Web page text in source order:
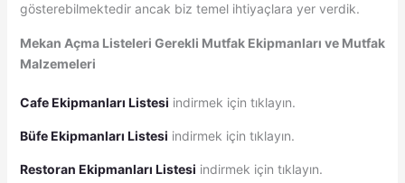
gösterebilmektedir ancak biz temel ihtiyaçlara yer verdik.
Mekan Açma Listeleri Gerekli Mutfak Ekipmanları ve Mutfak
Malzemeleri
Cafe Ekipmanları Listesi indirmek için tıklayın.
Büfe Ekipmanları Listesi indirmek için tıklayın.
Restoran Ekipmanları Listesi indirmek için tıklayın.